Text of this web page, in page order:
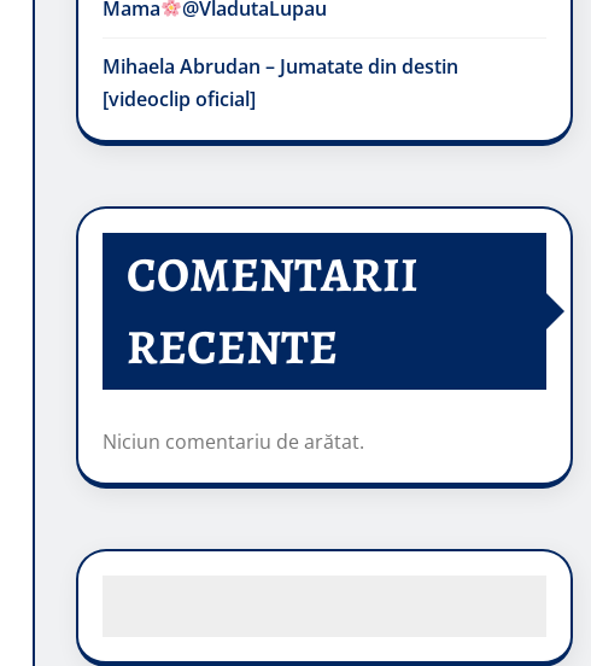
Mama @VladutaLupau
Mihaela Abrudan – Jumatate din destin
[videoclip oficial]
COMENTARII
RECENTE
Niciun comentariu de arătat.